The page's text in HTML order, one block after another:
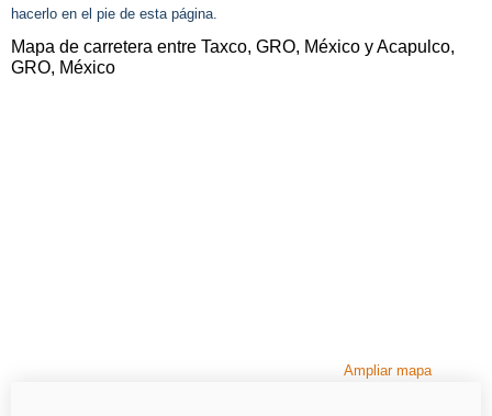
hacerlo en el pie de esta página.
Mapa de carretera entre Taxco, GRO, México y Acapulco,
GRO, México
Ampliar mapa